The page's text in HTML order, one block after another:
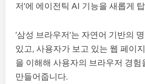
저’에 에이전틱 AI 기능을 새롭게
‘삼성 브라우저’는 자연어 기반의
있고, 사용자가 보고 있는 웹 페이
을 이해해 사용자의 브라우저 경험
만들어줍니다.